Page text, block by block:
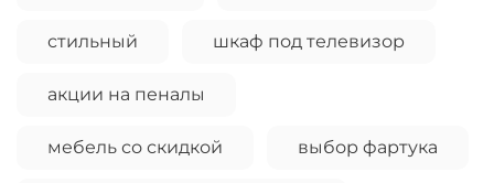
стильный шкаф под телевизор
акции на пеналы
мебель со скидкой выбор фартука